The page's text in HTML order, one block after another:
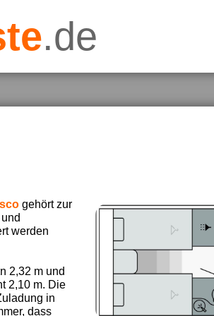
.de
gehört zur
werden
2,32 m und
2,10 m. Die
in
dass